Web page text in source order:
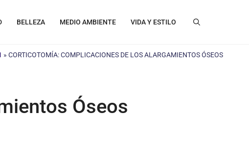
BELLEZA MEDIO AMBIENTE VIDA Y ESTILO
» CORTICOTOMÍA: COMPLICACIONES DE LOS ALARGAMIENTOS ÓSEOS
Óseos